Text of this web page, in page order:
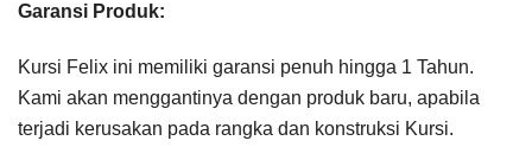
Garansi Produk:
Kursi Felix ini memiliki garansi penuh hingga 1 Tahun.
Kami akan menggantinya dengan produk baru, apabila
terjadi kerusakan pada rangka dan konstruksi Kursi.